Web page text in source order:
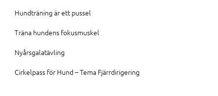
Hundträning är ett pussel
Träna hundens fokusmuskel
Nyårsgalatävling
Cirkelpass för Hund – Tema Fjärrdirigering